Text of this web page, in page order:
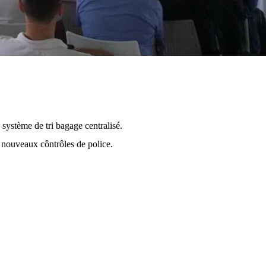
de tri bagage centralisé.
côntrôles de police.